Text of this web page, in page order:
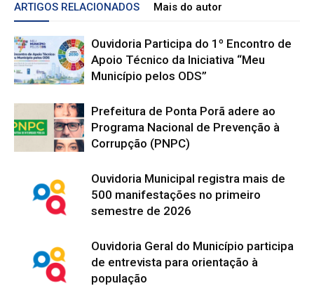
ARTIGOS RELACIONADOS Mais do autor
Ouvidoria Participa do 1º Encontro de
Apoio Técnico da Iniciativa “Meu
Município pelos ODS”
Prefeitura de Ponta Porã adere ao
Programa Nacional de Prevenção à
Corrupção (PNPC)
Ouvidoria Municipal registra mais de
500 manifestações no primeiro
semestre de 2026
Ouvidoria Geral do Município participa
de entrevista para orientação à
população